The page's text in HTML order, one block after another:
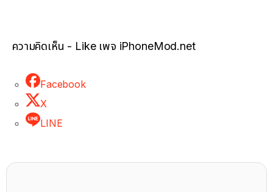
ความคิดเห็น - Like เพจ iPhoneMod.net
Facebook
X
LINE